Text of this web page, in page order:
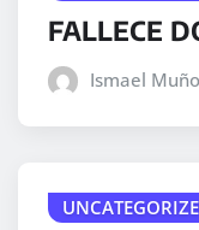
FALLECE
Ismael